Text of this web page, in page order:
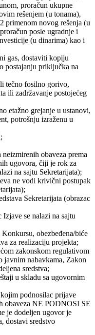
proračun ukupne
rešenjem (u tonama),
primenom novog rešenja (u
posle ugradnje i
(u dinarima) kao i
gas, dostaviti kopiju
postajanju priključka na
tečno fosilno gorivo,
ili zadržavanje postojećeg
etažno grejanje u ustanovi,
potrošnju izraženu u
obaveza prema
ugovora, čiji je rok za
na sajtu Sekretarijata);
ne vodi krivični postupak
Sekretarijata (obrazac
se nalazi na sajtu
obezbeđena/biće
za realizaciju projekta;
zakonskom regulativom
javnim nabavkama, Zakon
sredstva;
u skladu sa ugovornim
podnosilac prijave
obaveza NE PODNOSI SE
je dodeljen ugovor je
dostavi sredstvo